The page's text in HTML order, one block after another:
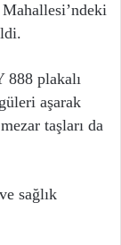
888 plakalı
aşarak
taşları da
sağlık